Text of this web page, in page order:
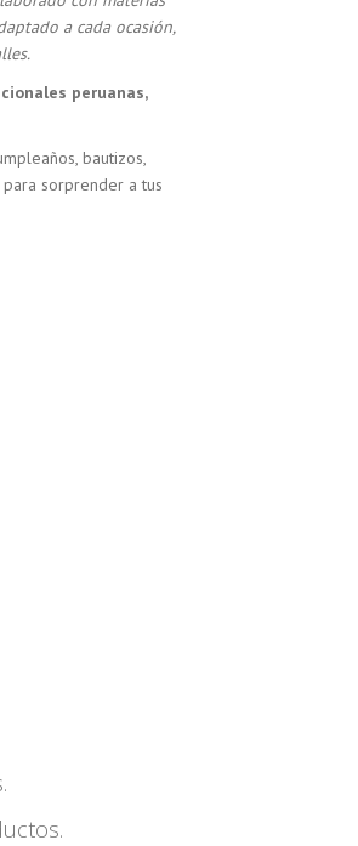
a cada ocasión,
peruanas,
bautizos,
sorprender a tus